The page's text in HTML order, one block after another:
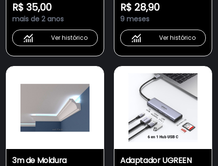
cantoneira boiserie ñ
gesso eva pvc madeira
R$ 35,00
mais de 2 anos
Ver histórico
rodameio boiserie
cantoneira ñ gesso eva
madeira pvc
R$ 28,90
9 meses
Ver histórico
3m de Moldura Adaptador UGREEN